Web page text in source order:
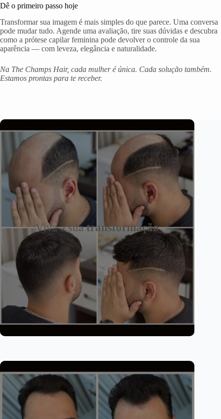
Dê o primeiro passo hoje
Transformar sua imagem é mais simples do que parece. Uma conversa
pode mudar tudo. Agende uma avaliação, tire suas dúvidas e descubra
como a prótese capilar feminina pode devolver o controle da sua
aparência — com leveza, elegância e naturalidade.
Na The Champs Hair, cada mulher é única. Cada solução também.
Estamos prontas para te receber.
Viva a suatransformação